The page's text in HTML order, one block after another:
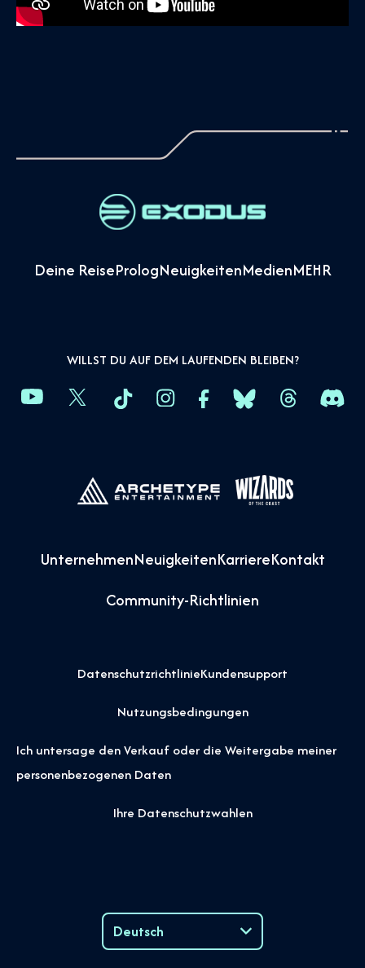
Deine ReisePrologNeuigkeitenMedienMEHR
WILLST DU AUF DEM LAUFENDEN BLEIBEN?
UnternehmenNeuigkeitenKarriereKontakt
Community-Richtlinien
DatenschutzrichtlinieKundensupport
Nutzungsbedingungen
Ich untersage den Verkauf oder die Weitergabe meiner
personenbezogenen Daten
Ihre Datenschutzwahlen
Deutsch
Language